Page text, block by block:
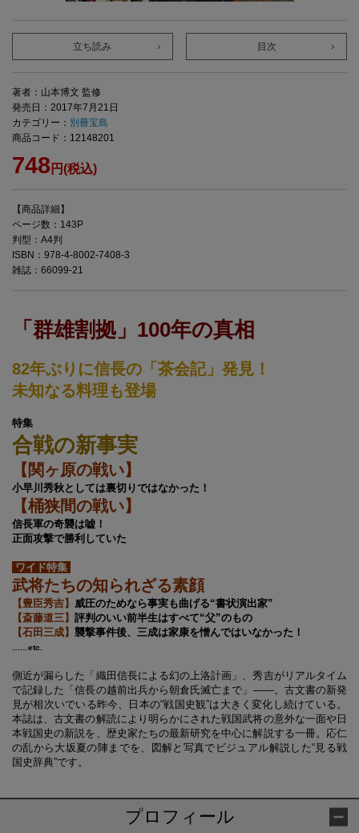
立ち読み 目次
著者：山本博文 監修
発売日：2017年7月21日
カテゴリー： 別冊宝島
商品コード：12148201
748円(税込)
【商品詳細】
ページ数：143P
判型：A4判
ISBN：978-4-8002-7408-3
雑誌：66099-21
「群雄割拠」100年の真相
82年ぶりに信長の「茶会記」発見！
未知なる料理も登場
特集
合戦の新事実
【関ヶ原の戦い】
小早川秀秋としては裏切りではなかった！
【桶狭間の戦い】
信長軍の奇襲は嘘！
正面攻撃で勝利していた
ワイド特集
武将たちの知られざる素顔
【豊臣秀吉】 威圧のためなら事実も曲げる“書状演出家”
【斎藤道三】 評判のいい前半生はすべて“父”のもの
【石田三成】 襲撃事件後、三成は家康を憎んではいなかった！
……etc.
側近が漏らした「織田信長による幻の上洛計画」、秀吉がリアルタイム
で記録した「信長の越前出兵から朝倉氏滅亡まで」――。古文書の新発
見が相次いでいる昨今、日本の“戦国史観”は大きく変化し続けている。
本誌は、古文書の解読により明らかにされた戦国武将の意外な一面や日
本戦国史の新説を、歴史家たちの最新研究を中心に解説する一冊。応仁
の乱から大坂夏の陣までを、図解と写真でビジュアル解説した“見る戦
国史辞典”です。
プロフィール